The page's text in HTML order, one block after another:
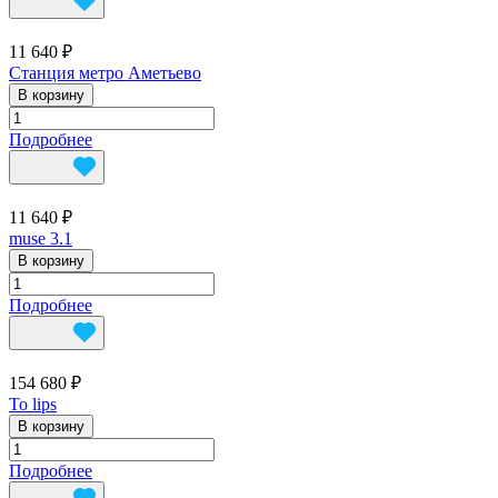
11 640 ₽
Станция метро Аметьево
В корзину
Подробнее
11 640 ₽
muse 3.1
В корзину
Подробнее
154 680 ₽
To lips
В корзину
Подробнее